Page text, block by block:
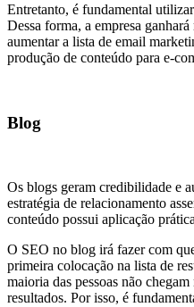
Entretanto, é fundamental
Dessa forma, a empresa
aumentar a lista de email
produção de conteúdo para e-
Blog
Os blogs geram credibilidade e
estratégia de relacionamento
conteúdo possui aplicação
O SEO no blog irá fazer com
primeira colocação na lista de
maioria das pessoas não
resultados. Por isso, é